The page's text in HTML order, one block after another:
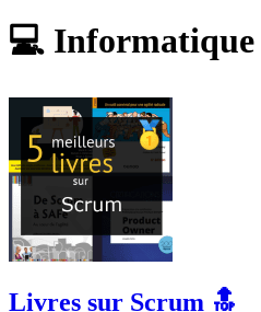
💻 Informatique
Livres sur Scrum 🔝